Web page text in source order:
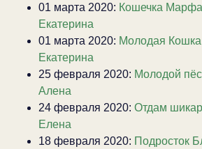
01 марта 2020: Кошечка
Екатерина
01 марта 2020: Молодая
Екатерина
25 февраля 2020: Молодой
Алена
24 февраля 2020: Отдам
Елена
18 февраля 2020: Подросток